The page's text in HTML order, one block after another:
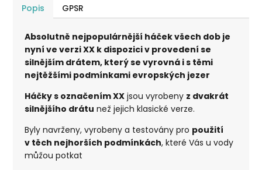
Popis GPSR
Absolutně nejpopulárnější háček všech dob je
nyní ve verzi XX k dispozici v provedení se
silnějším drátem, který se vyrovná i s těmi
nejtěžšími podmínkami evropských jezer
Háčky s označením XX jsou vyrobeny z dvakrát
silnějšího drátu než jejich klasické verze.
Byly navrženy, vyrobeny a testovány pro použití
v těch nejhorších podmínkách, které Vás u vody
můžou potkat